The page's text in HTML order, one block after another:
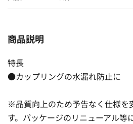
商品説明
特長
●カップリングの水漏れ防止に
※品質向上のため予告なく仕様を
す。パッケージのリニューアル等